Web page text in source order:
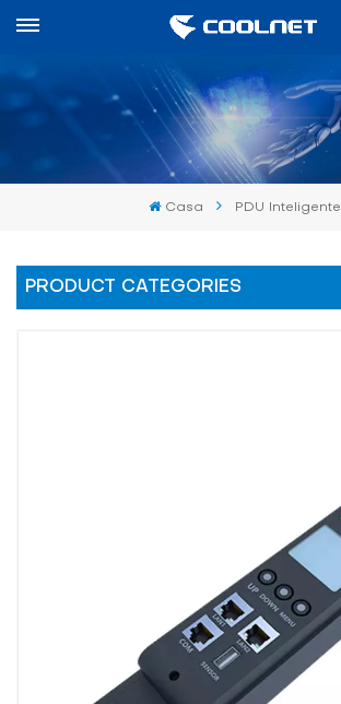
Casa PDU Inteligente
PRODUCT CATEGORIES